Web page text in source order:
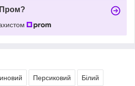
Пром?
Персиковий Білий